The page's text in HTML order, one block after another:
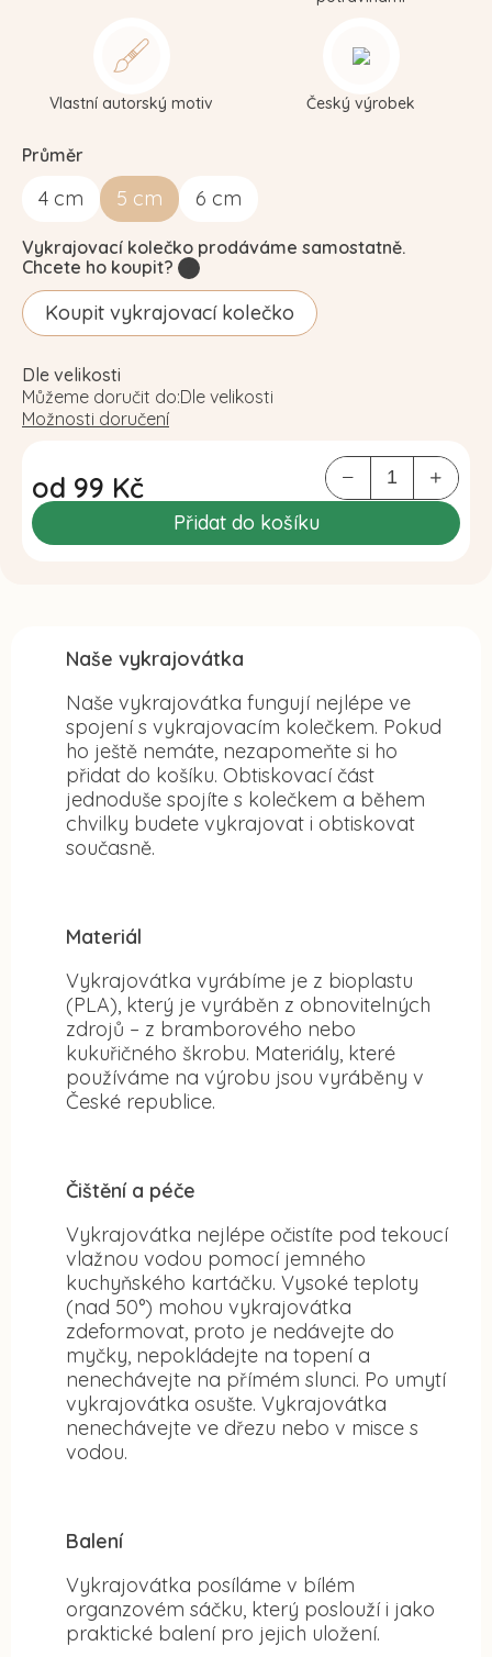
Průměr
4 cm 5 cm 6 cm
od 99 Kč
Měrná
cena:
Přidat do košíku
Vlastní autorský motiv Český výrobek
Vykrajovací kolečko prodáváme samostatně.
Chcete ho koupit?
Koupit vykrajovací kolečko
Dle velikosti
Můžeme doručit do:Dle velikosti
Možnosti doručení
Naše vykrajovátka
Naše vykrajovátka fungují nejlépe ve
spojení s vykrajovacím kolečkem. Pokud
ho ještě nemáte, nezapomeňte si ho
přidat do košíku. Obtiskovací část
jednoduše spojíte s kolečkem a během
chvilky budete vykrajovat i obtiskovat
současně.
Materiál
Vykrajovátka vyrábíme je z bioplastu
(PLA), který je vyráběn z obnovitelných
zdrojů – z bramborového nebo
kukuřičného škrobu. Materiály, které
používáme na výrobu jsou vyráběny v
České republice.
Čištění a péče
Vykrajovátka nejlépe očistíte pod tekoucí
vlažnou vodou pomocí jemného
kuchyňského kartáčku. Vysoké teploty
(nad 50°) mohou vykrajovátka
zdeformovat, proto je nedávejte do
myčky, nepokládejte na topení a
nenechávejte na přímém slunci. Po umytí
vykrajovátka osušte. Vykrajovátka
nenechávejte ve dřezu nebo v misce s
vodou.
Balení
Vykrajovátka posíláme v bílém
organzovém sáčku, který poslouží i jako
praktické balení pro jejich uložení.